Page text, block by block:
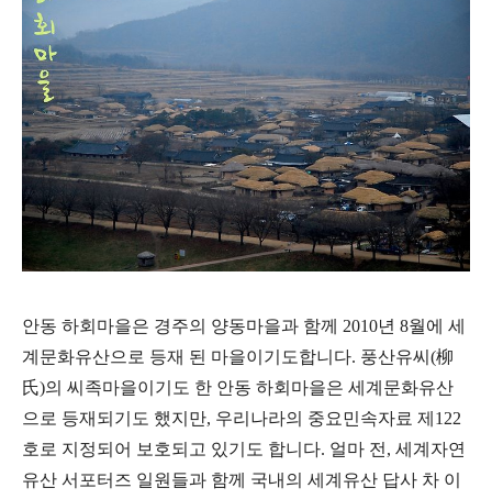
안동 하회마을은 경주의 양동마을과 함께 2010년 8월에 세
계문화유산으로 등재 된 마을이기도합니다. 풍산유씨(柳
氏)의 씨족마을이기도 한 안동 하회마을은 세계문화유산
으로 등재되기도 했지만, 우리나라의 중요민속자료 제122
호로 지정되어 보호되고 있기도 합니다. 얼마 전, 세계자연
유산 서포터즈 일원들과 함께 국내의 세계유산 답사 차 이